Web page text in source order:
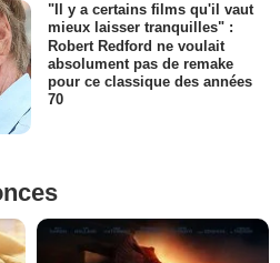
"Il y a certains films qu'il vaut
mieux laisser tranquilles" :
Robert Redford ne voulait
absolument pas de remake
pour ce classique des années
70